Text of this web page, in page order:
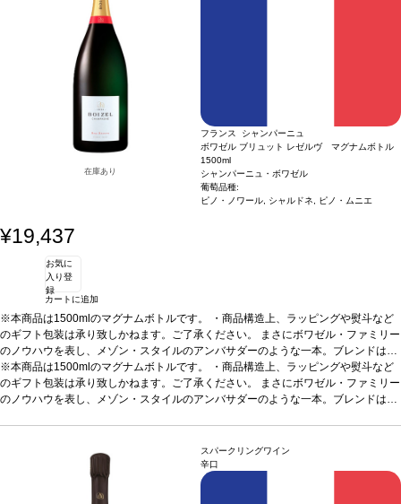
後味を与えている。葡萄品種
在庫あり
フランス シャンパーニュ
ボワゼル ブリュット レゼルヴ マグナムボトル
1500ml
シャンパーニュ・ボワゼル
葡萄品種:
ピノ・ノワール, シャルドネ, ピノ・ムニエ
¥19,437
お気に
入り登
録
カートに追加
※本商品は1500mlのマグナムボトルです。 ・商品構造上、ラッピングや熨斗など
のギフト包装は承り致しかねます。ご了承ください。 まさにボワゼル・ファミリー
のノウハウを表し、メゾン・スタイルのアンバサダーのような一本。ブレンドは高
い精度と複雑さを表現する。 ファースト・プレス果汁を使った贅沢なシャンパーニ
ュ。テイスティングノート明るく澄んだ麦わら色で、素晴らしく繊細で軽やかな
渦を巻いた泡が立ち上る。ノーズは表情豊かでフレッシュ、白い花（サンザシ）の
ッシュでしなやか、バランスが取れていて、凝縮した洋梨の砂糖漬け、アカシア、
ハチミツの含みへと展開する。後味はリッチで長く続く。
に最適、また魚介類や焼き魚などと良く合う。
0% シャルドネ、15% ピノ・ムニエ
※本商品は1500mlのマグナムボトルです。 ・商品構造上、ラッピングや熨斗など
のギフト包装は承り致しかねます。ご了承ください。 まさにボワゼル・ファミリー
のノウハウを表し、メゾン・スタイルのアンバサダーのような一本。ブレンドは高
渦を巻いた泡が立ち上る。ノーズは表情豊かでフレッシュ、白い花（サンザシ）の
アロマを最初に感じ、白桃、アプリコット、柑橘類、ペイストリーのニュアンスな
ど、見事な果実味のエレガントさが続く。魅惑的なテクスチャーの味わいは、フレ
ッシュでしなやか、バランスが取れていて、凝縮した洋梨の砂糖漬け、アカシア、
スパークリングワイン
辛口